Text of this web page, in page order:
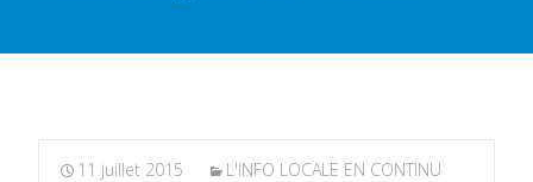
11 juillet 2015 L'INFO LOCALE EN CONTINU